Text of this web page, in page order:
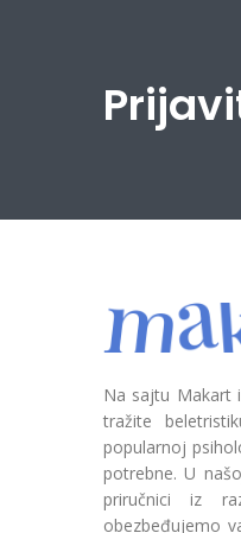
Na sajtu Makart
tražite
popularnoj
potrebne. U
priručnici iz
obezbeđujemo